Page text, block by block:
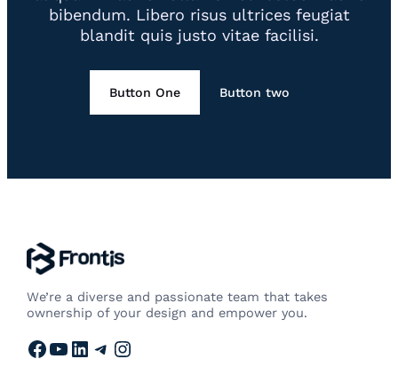
bibendum. Libero risus ultrices feugiat
blandit quis justo vitae facilisi.
Button One Button two
We’re a diverse and passionate team that takes
ownership of your design and empower you.
Facebook YouTube LinkedIn Telegram Instagram